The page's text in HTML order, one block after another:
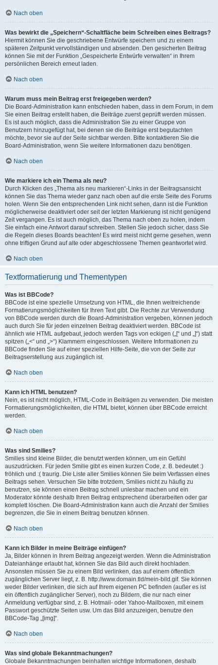
Nach oben
Was bewirkt die „Speichern“-Schaltfläche beim Schreiben eines Beitrags?
Hiermit können Sie die geschriebene Entwürfe speichern und zu einem
späteren Zeitpunkt vervollständigen und absenden. Den gesicherten Beitrag
können Sie mit der Funktion „Gespeicherte Entwürfe verwalten“ in Ihrem
persönlichen Bereich erneut laden.
Nach oben
Warum muss mein Beitrag erst freigegeben werden?
Die Board-Administration kann entschieden haben, dass in dem Forum, in dem
Sie einen Beitrag erstellt haben, die Beiträge zuerst geprüft werden müssen.
Es ist auch möglich, dass die Administration Sie zu einer Gruppe von
Benutzern hinzugefügt hat, bei denen sie die Beiträge erst begutachten
möchte, bevor sie auf der Seite sichtbar werden. Bitte kontaktieren Sie die
Board-Administration, wenn Sie weitere Informationen dazu benötigen.
Nach oben
Wie markiere ich ein Thema als neu?
Durch Klicken des „Thema als neu markieren“-Links in der Beitragsansicht
können Sie das Thema wieder ganz nach oben auf die erste Seite des Forums
holen. Wenn Sie den entsprechenden Link nicht sehen, dann ist die Funktion
möglicherweise deaktiviert oder seit der letzten Markierung ist nicht genügend
Zeit vergangen. Es ist auch möglich, das Thema nach oben zu holen, indem
Sie einfach eine Antwort darauf schreiben. Stellen Sie jedoch sicher, dass Sie
die Regeln dieses Boards beachten! Es wird meist nicht gerne gesehen, wenn
ohne triftigen Grund auf alte oder abgeschlossene Themen geantwortet wird.
Nach oben
Textformatierung und Thementypen
Was ist BBCode?
BBCode ist eine spezielle Umsetzung von HTML, die Ihnen weitreichende
Formatierungsmöglichkeiten für Ihren Text gibt. Die Rechte zur Verwendung
von BBCode werden durch die Board-Administration vergeben, können jedoch
auch durch Sie für jeden einzelnen Beitrag deaktiviert werden. BBCode ist
ähnlich wie HTML aufgebaut, jedoch werden Tags von eckigen („[“ und „]“) statt
spitzen („<“ und „>“) Klammern eingeschlossen. Weitere Informationen zu
BBCode finden Sie auf einer speziellen Hilfe-Seite, die von der Seite zur
Beitragserstellung aus zugänglich ist.
Nach oben
Kann ich HTML benutzen?
Nein, es ist nicht möglich, HTML-Code in Beiträgen zu verwenden. Die meisten
Formatierungsmöglichkeiten, die HTML bietet, können über BBCode erreicht
werden.
Nach oben
Was sind Smilies?
Smilies sind kleine Bilder, die benutzt werden können, um ein Gefühl
auszudrücken. Für jeden Smilie gibt es einen kurzen Code, z. B. bedeutet :)
fröhlich und :( traurig. Die Liste aller Smilies können Sie beim Verfassen eines
Beitrags sehen. Versuchen Sie bitte trotzdem, Smilies nicht zu häufig zu
benutzen, sie können einen Beitrag schnell unlesbar machen und ein
Moderator könnte deshalb Ihren Beitrag entsprechend überarbeiten oder gar
komplett löschen. Die Board-Administration kann auch die Anzahl der Smilies
begrenzen, die Sie in einem Beitrag benutzen können.
Nach oben
Kann ich Bilder in meine Beiträge einfügen?
Ja, Bilder können in Ihrem Beitrag angezeigt werden. Wenn die Administration
Dateianhänge erlaubt hat, können Sie das Bild auch direkt hochladen.
Ansonsten müssen Sie zu einem Bild verlinken, das auf einem öffentlich
zugänglichen Server liegt, z. B. http://www.domain.tld/mein-bild.gif. Sie können
weder Bilder verlinken, die sich auf Ihrem eigenen PC befinden (außer es ist
ein öffentlich zugänglicher Server), noch zu Bildern, die nur nach einer
Anmeldung verfügbar sind, z. B. Hotmail- oder Yahoo-Mailboxen, mit einem
Passwort geschützte Seiten usw. Um das Bild anzuzeigen, benutze den
BBCode-Tag „[img]“.
Nach oben
Was sind globale Bekanntmachungen?
Globale Bekanntmachungen beinhalten wichtige Informationen, deshalb